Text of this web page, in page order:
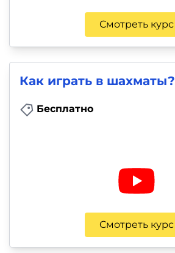
Смотреть курс
Как играть в шахматы?
Бесплатно
Смотреть курс